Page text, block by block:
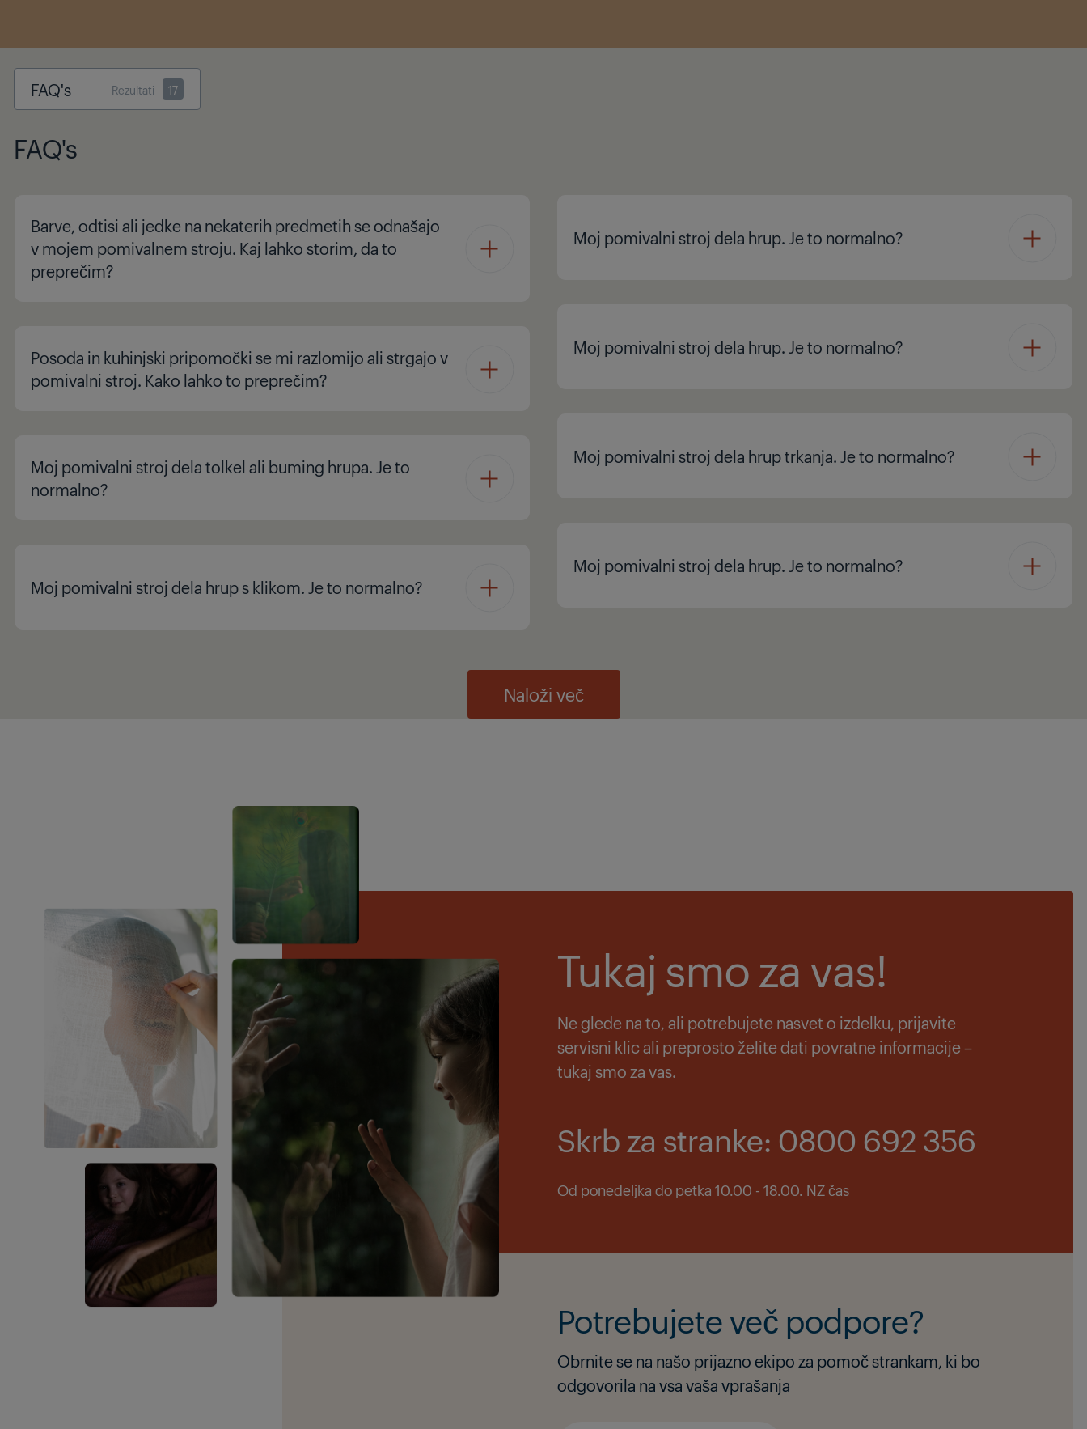
FAQ's Rezultati 17
FAQ's
Barve, odtisi ali jedke na nekaterih predmetih se odnašajo
v mojem pomivalnem stroju. Kaj lahko storim, da to
preprečim?
Posoda in kuhinjski pripomočki se mi razlomijo ali strgajo v
pomivalni stroj. Kako lahko to preprečim?
Moj pomivalni stroj dela tolkel ali buming hrupa. Je to
normalno?
Moj pomivalni stroj dela hrup s klikom. Je to normalno?
Moj pomivalni stroj dela hrup. Je to normalno?
Moj pomivalni stroj dela hrup. Je to normalno?
Moj pomivalni stroj dela hrup trkanja. Je to normalno?
Moj pomivalni stroj dela hrup. Je to normalno?
Naloži več
Tukaj smo za vas!
Ne glede na to, ali potrebujete nasvet o izdelku, prijavite
servisni klic ali preprosto želite dati povratne informacije –
tukaj smo za vas.
Skrb za stranke: 0800 692 356
Od ponedeljka do petka 10.00 - 18.00. NZ čas
Potrebujete več podpore?
Obrnite se na našo prijazno ekipo za pomoč strankam, ki bo
odgovorila na vsa vaša vprašanja